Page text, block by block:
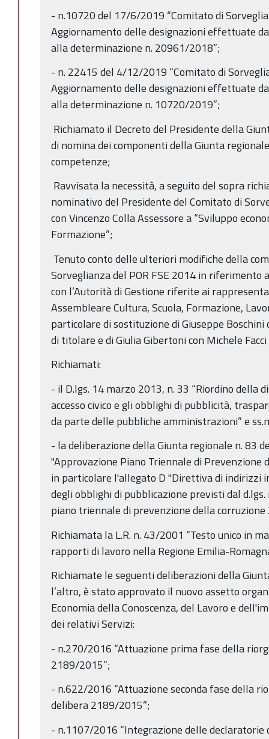
- n.10720 del 17/6/2019 “Comitato di
Aggiornamento delle designazioni effettuate
alla determinazione n. 20961/2018”;
- n. 22415 del 4/12/2019 “Comitato di
Aggiornamento delle designazioni effettuate
alla determinazione n. 10720/2019”;
Richiamato il Decreto del Presidente della
di nomina dei componenti della Giunta
competenze;
Ravvisata la necessità, a seguito del sopra
nominativo del Presidente del Comitato di
con Vincenzo Colla Assessore a “Sviluppo
Formazione”;
Tenuto conto delle ulteriori modifiche della
Sorveglianza del POR FSE 2014 in
con l’Autorità di Gestione riferite ai
Assembleare Cultura, Scuola, Formazione,
particolare di sostituzione di Giuseppe
di titolare e di Giulia Gibertoni con Michele
Richiamati:
- il D.lgs. 14 marzo 2013, n. 33 “Riordino della
accesso civico e gli obblighi di pubblicità,
da parte delle pubbliche amministrazioni” e
- la deliberazione della Giunta regionale n. 83
"Approvazione Piano Triennale di Prevenzione
in particolare l'allegato D "Direttiva di indirizzi
degli obblighi di pubblicazione previsti dal
piano triennale di prevenzione della
Richiamata la L.R. n. 43/2001 “Testo unico in
rapporti di lavoro nella Regione Emilia-
Richiamate le seguenti deliberazioni della
l’altro, è stato approvato il nuovo assetto
Economia della Conoscenza, del Lavoro e
dei relativi Servizi:
- n.270/2016 “Attuazione prima fase della
2189/2015”;
- n.622/2016 “Attuazione seconda fase della
delibera 2189/2015”;
- n.1107/2016 “Integrazione delle